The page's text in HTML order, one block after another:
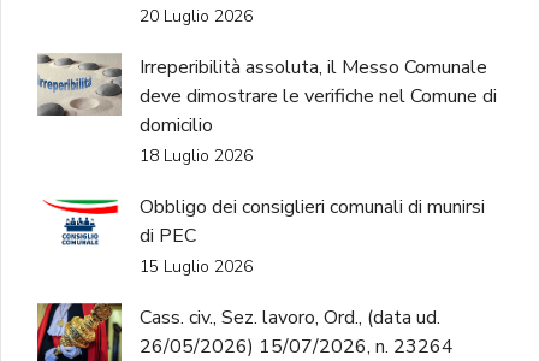
20 Luglio 2026
Irreperibilità assoluta, il Messo Comunale
deve dimostrare le verifiche nel Comune di
domicilio
18 Luglio 2026
Obbligo dei consiglieri comunali di munirsi
di PEC
15 Luglio 2026
Cass. civ., Sez. lavoro, Ord., (data ud.
26/05/2026) 15/07/2026, n. 23264